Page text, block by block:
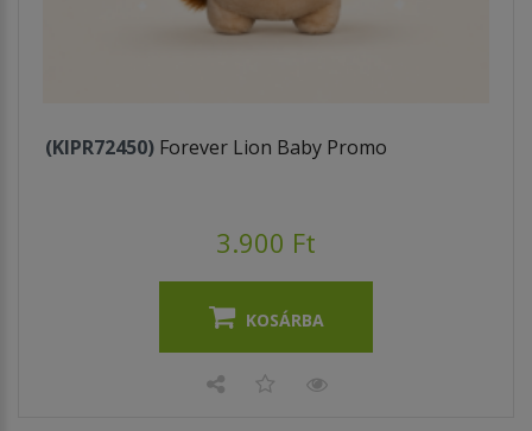
(KIPR72450) Forever Lion Baby Promo
3.900 Ft
KOSÁRBA